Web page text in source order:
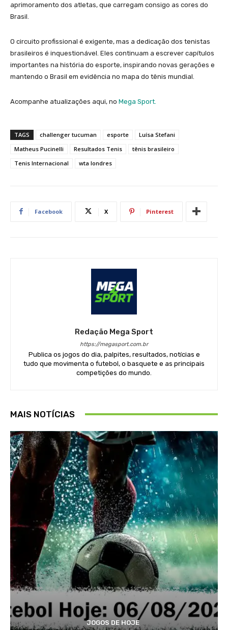
aprimoramento dos atletas, que carregam consigo as cores do
Brasil.
O circuito profissional é exigente, mas a dedicação dos tenistas
brasileiros é inquestionável. Eles continuam a escrever capítulos
importantes na história do esporte, inspirando novas gerações e
mantendo o Brasil em evidência no mapa do tênis mundial.
Acompanhe atualizações aqui, no Mega Sport.
TAGS challenger tucuman esporte
Luísa Stefani
Matheus Pucinelli
Resultados Tenis
tênis brasileiro
Tenis Internacional
wta londres
Facebook X Pinterest
Redação Mega Sport
https://megasport.com.br
Publica os jogos do dia, palpites, resultados, notícias e
tudo que movimenta o futebol, o basquete e as principais
competições do mundo.
MAIS NOTÍCIAS
JOGOS DE HOJE